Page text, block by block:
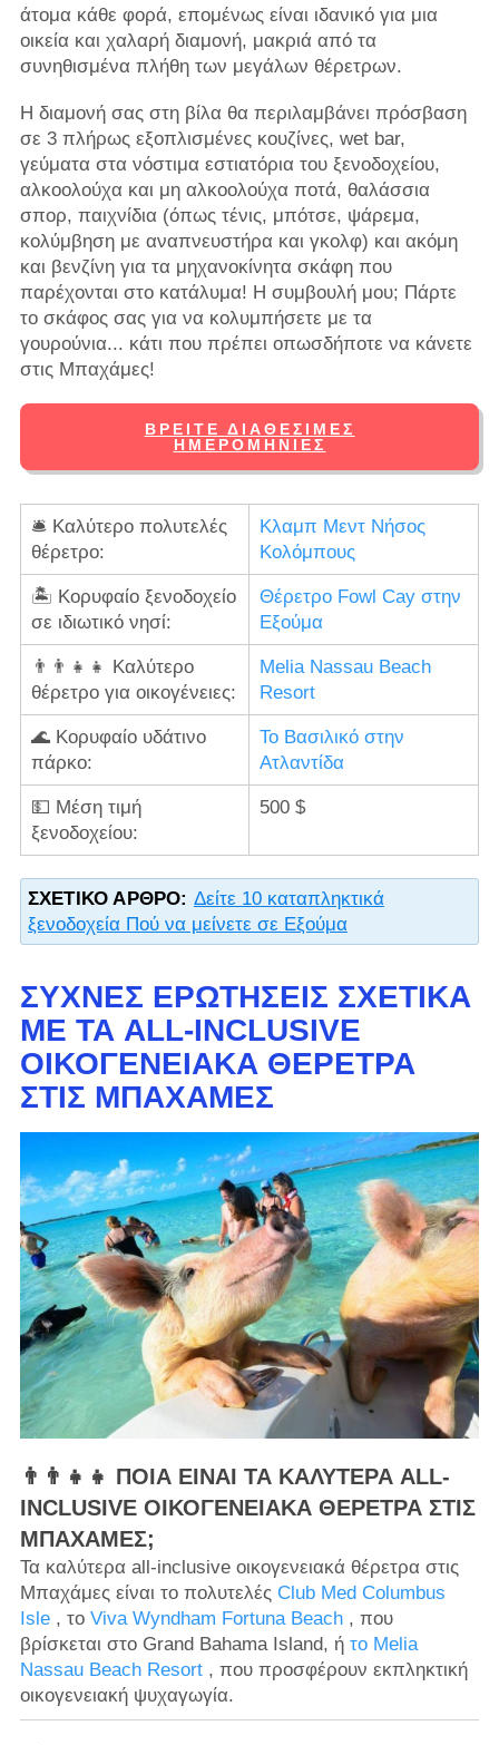
άτομα κάθε φορά, επομένως είναι ιδανικό για μια
οικεία και χαλαρή διαμονή, μακριά από τα
συνηθισμένα πλήθη των μεγάλων θέρετρων.
Η διαμονή σας στη βίλα θα περιλαμβάνει πρόσβαση
σε 3 πλήρως εξοπλισμένες κουζίνες, wet bar,
γεύματα στα νόστιμα εστιατόρια του ξενοδοχείου,
αλκοολούχα και μη αλκοολούχα ποτά, θαλάσσια
σπορ, παιχνίδια (όπως τένις, μπότσε, ψάρεμα,
κολύμβηση με αναπνευστήρα και γκολφ) και ακόμη
και βενζίνη για τα μηχανοκίνητα σκάφη που
παρέχονται στο κατάλυμα! Η συμβουλή μου; Πάρτε
το σκάφος σας για να κολυμπήσετε με τα
γουρούνια... κάτι που πρέπει οπωσδήποτε να κάνετε
στις Μπαχάμες!
ΒΡΕΊΤΕ ΔΙΑΘΈΣΙΜΕΣ
ΗΜΕΡΟΜΗΝΊΕΣ
🛎️ Καλύτερο πολυτελές
θέρετρο:
Κλαμπ Μεντ Νήσος
Κολόμπους
🏝️ Κορυφαίο ξενοδοχείο
σε ιδιωτικό νησί:
Θέρετρο Fowl Cay στην
Εξούμα
👨‍👨‍👧‍👧 Καλύτερο
θέρετρο για οικογένειες:
Melia Nassau Beach
Resort
🌊 Κορυφαίο υδάτινο
πάρκο:
Το Βασιλικό στην
Ατλαντίδα
💵 Μέση τιμή
ξενοδοχείου:
500 $
ΣΧΕΤΙΚΌ ΆΡΘΡΟ: Δείτε 10 καταπληκτικά
ξενοδοχεία Πού να μείνετε σε Εξούμα
ΣΥΧΝΈΣ ΕΡΩΤΉΣΕΙΣ ΣΧΕΤΙΚΆ
ΜΕ ΤΑ ALL-INCLUSIVE
ΟΙΚΟΓΕΝΕΙΑΚΆ ΘΈΡΕΤΡΑ
ΣΤΙΣ ΜΠΑΧΆΜΕΣ
👨‍👨‍👧‍👧 ΠΟΙΑ ΕΊΝΑΙ ΤΑ ΚΑΛΎΤΕΡΑ ALL-
INCLUSIVE ΟΙΚΟΓΕΝΕΙΑΚΆ ΘΈΡΕΤΡΑ ΣΤΙΣ
ΜΠΑΧΆΜΕΣ;
Τα καλύτερα all-inclusive οικογενειακά θέρετρα στις
Μπαχάμες είναι το πολυτελές Club Med Columbus
Isle, το Viva Wyndham Fortuna Beach, που
βρίσκεται στο Grand Bahama Island, ή το Melia
Nassau Beach Resort, που προσφέρουν εκπληκτική
οικογενειακή ψυχαγωγία.